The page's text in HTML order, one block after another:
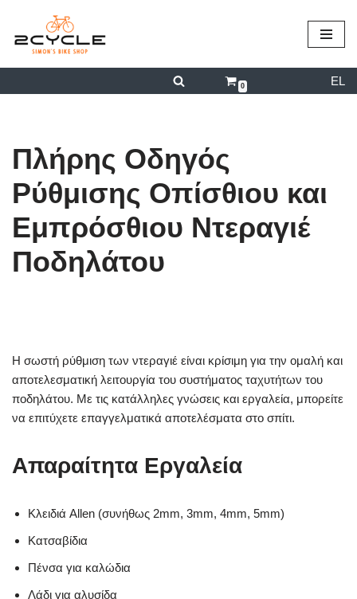
περιεχόμενο
Μεταπηδήστε
0 EL
Πλήρης Οδηγός
Ρύθμισης Οπίσθιου και
Εμπρόσθιου Ντεραγιέ
Ποδηλάτου
Η σωστή ρύθμιση των ντεραγιέ είναι κρίσιμη για την ομαλή και
αποτελεσματική λειτουργία του συστήματος ταχυτήτων του
ποδηλάτου. Με τις κατάλληλες γνώσεις και εργαλεία, μπορείτε
να επιτύχετε επαγγελματικά αποτελέσματα στο σπίτι.
Απαραίτητα Εργαλεία
Κλειδιά Allen (συνήθως 2mm, 3mm, 4mm, 5mm)
Κατσαβίδια
Πένσα για καλώδια
Λάδι για αλυσίδα